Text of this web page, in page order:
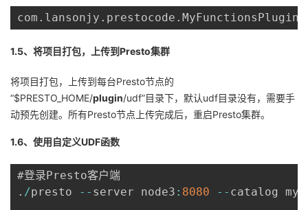
com . lansonjy . prestocode . MyFunctionsPlugin
1.5、将项目打包，上传到Presto集群
将项目打包，上传到每台Presto节点的
“$PRESTO_HOME/plugin/udf”目录下，默认udf目录没有，需要手
动预先创建。所有Presto节点上传完成后，重启Presto集群。
1.6、使用自定义UDF函数
. /presto -- server node3 : 8080 -- catalog